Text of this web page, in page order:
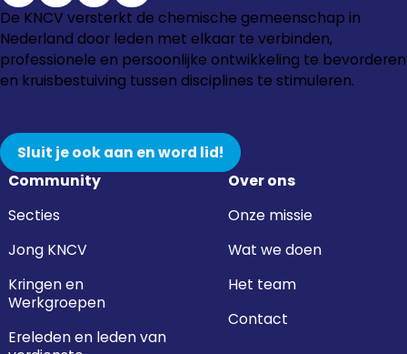
Ga
naar
Instagram
Ga
naar
Facebook
Ga
naar
LinkedIn
Ga
naar
YouTube
Community
Secties
Jong KNCV
Kringen en
Werkgroepen
Ereleden en leden van
Over ons
Onze missie
Wat we doen
Het team
Contact
De KNCV versterkt de chemische gemeenschap in
Nederland door leden met elkaar te verbinden,
professionele en persoonlijke ontwikkeling te bevorderen
en kruisbestuiving tussen disciplines te stimuleren.
Sluit je ook aan en word lid!